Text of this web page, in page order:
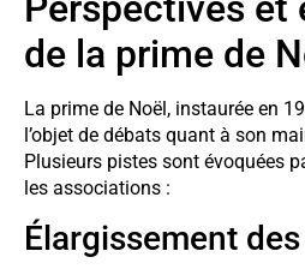
de la prime de
La prime de Noël, instaurée en
l’objet de débats quant à son
Plusieurs pistes sont évoquées
les associations :
Élargissement